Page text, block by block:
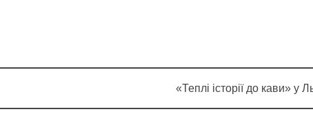
«Теплі історії до кави» у